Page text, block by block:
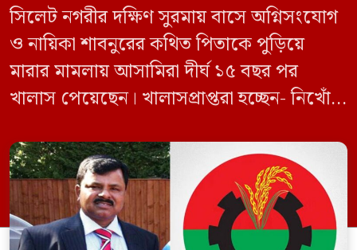
সিলেট নগরীর দক্ষিণ সুরমায় বাসে অগ্নিসংযোগ
ও নায়িকা শাবনুরের কথিত পিতাকে পুড়িয়ে
মারার মামলায় আসামিরা দীর্ঘ ১৫ বছর পর
খালাস পেয়েছেন। খালাসপ্রাপ্তরা হচ্ছেন- নিখোঁজ
ইফতেখার আহমদ দিনারসহ ৩৮ জন নেতাকর্মী।
মঙ্গলবার দুপুরে মামলার দীর্ঘ শুনানি ও সাক্ষ্য-
প্রমাণ জেরা শেষে আসামিরা নির্দোষ প্রমাণিত
হওয়ায় খালাস দেন বিচারক। মানবপাচার […]